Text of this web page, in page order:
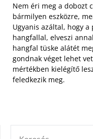
Nem éri meg a dobozt
bármilyen eszközre,
Ugyanis azáltal, hogy
hangfallal, elveszi
hangfal tüske alátét
gondnak véget lehet
mértékben kielégítő
feledkezik meg.